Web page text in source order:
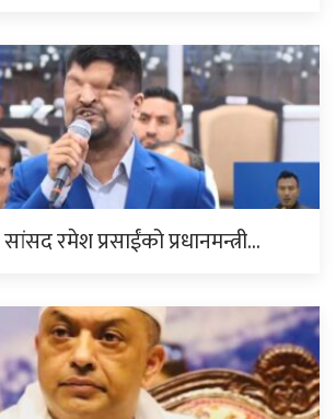
रमेश प्रसाईंको प्रधानमन्त्री…